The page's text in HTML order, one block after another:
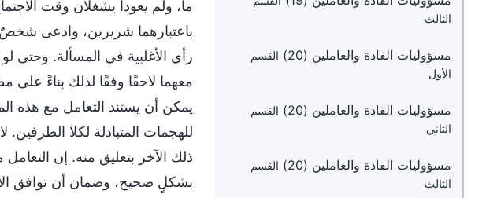
الثالث
مسؤوليات القادة والعاملين (20)
القسم
الأول
مسؤوليات القادة والعاملين (20)
القسم
الثاني
مسؤوليات القادة والعاملين (20)
القسم
الثالث
ما، ولم يعودا يشغلان وقت
باعتبارهما شريرين، وادعى شخصٌ
رأي الأغلبية في المسألة. وحتى
معهما لاحقًا وفقًا لذلك بناءً على
يمكن أن يستند التعامل مع هذه
للهجمات المتبادلة لكلا
ذلك الآخر بتعليق منه. إن
بشكلٍ صحيح، وضمان أن توافق